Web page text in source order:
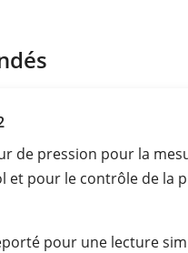
de pression pour la
et pour le contrôle de la
pour une lecture